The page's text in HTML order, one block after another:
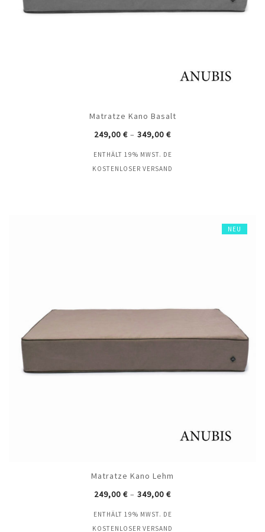
Matratze Kano Basalt
249,00 € – 349,00 €
ENTHÄLT 19% MWST. DE
KOSTENLOSER VERSAND
NEU
Matratze Kano Lehm
249,00 € – 349,00 €
ENTHÄLT 19% MWST. DE
KOSTENLOSER VERSAND